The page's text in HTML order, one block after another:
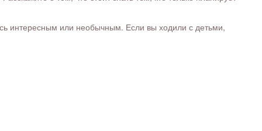
интересным или необычным. Если вы ходили с детьми,